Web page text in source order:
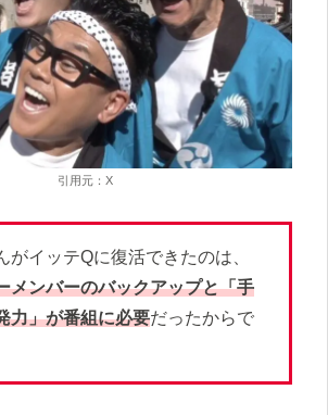
引用元：X
がイッテQに復活できたのは、
メンバーのバックアップと「手
力」が番組に必要だったからで